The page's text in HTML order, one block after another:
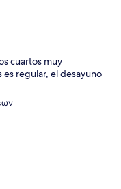
cuartos muy
regular, el desayuno